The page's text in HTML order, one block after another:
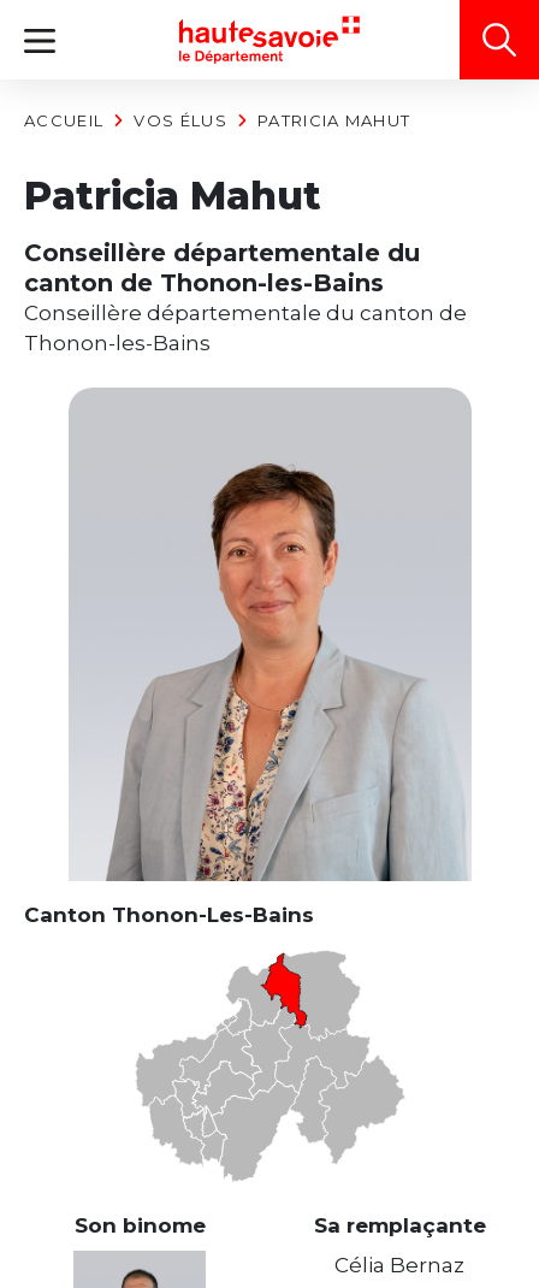
Panneau de gestion des cookies
ACCUEIL VOS ÉLUS PATRICIA MAHUT
Patricia Mahut
Conseillère départementale du
canton de Thonon-les-Bains
Conseillère départementale du canton de
Thonon-les-Bains
Canton Thonon-Les-Bains
Son binome
Sa remplaçante
Célia Bernaz